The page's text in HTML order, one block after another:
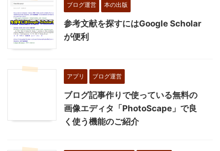
ブログ運営 本の出版
参考文献を探すにはGoogle Scholar
が便利
アプリ ブログ運営
ブログ記事作りで使っている無料の
画像エディタ「PhotoScape」で良
く使う機能のご紹介